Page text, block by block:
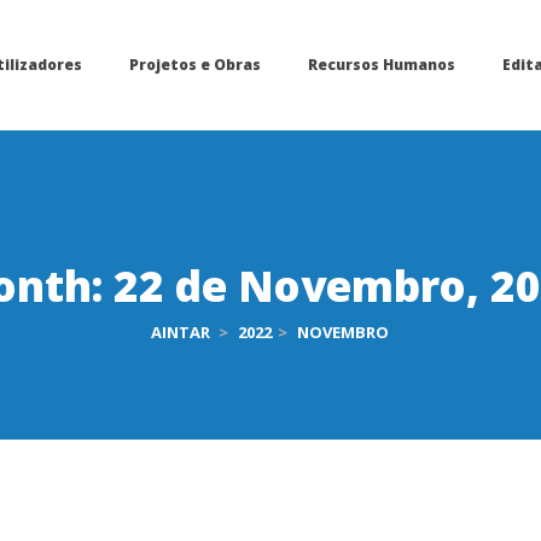
Projetos e Obras Recursos Humanos
22 de Novembro,
AINTAR > 2022 > NOVEMBRO